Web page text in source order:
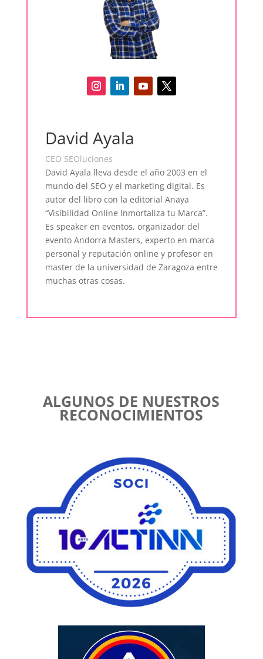
David Ayala
CEO SEOluciones
David Ayala lleva desde el año 2003 en el
mundo del SEO y el marketing digital. Es
autor del libro con la editorial Anaya
“Visibilidad Online Inmortaliza tu Marca”.
Es speaker en eventos, organizador del
evento Andorra Masters, experto en marca
personal y reputación online y profesor en
master de la universidad de Zaragoza entre
muchas otras cosas.
ALGUNOS DE NUESTROS
RECONOCIMIENTOS